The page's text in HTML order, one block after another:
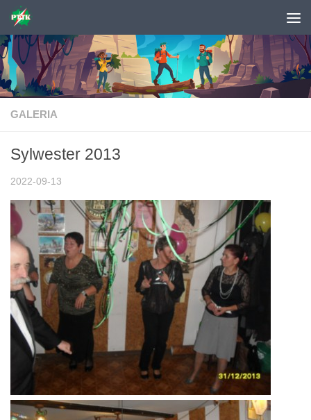
Skip to content
GALERIA
Sylwester 2013
2022-09-13